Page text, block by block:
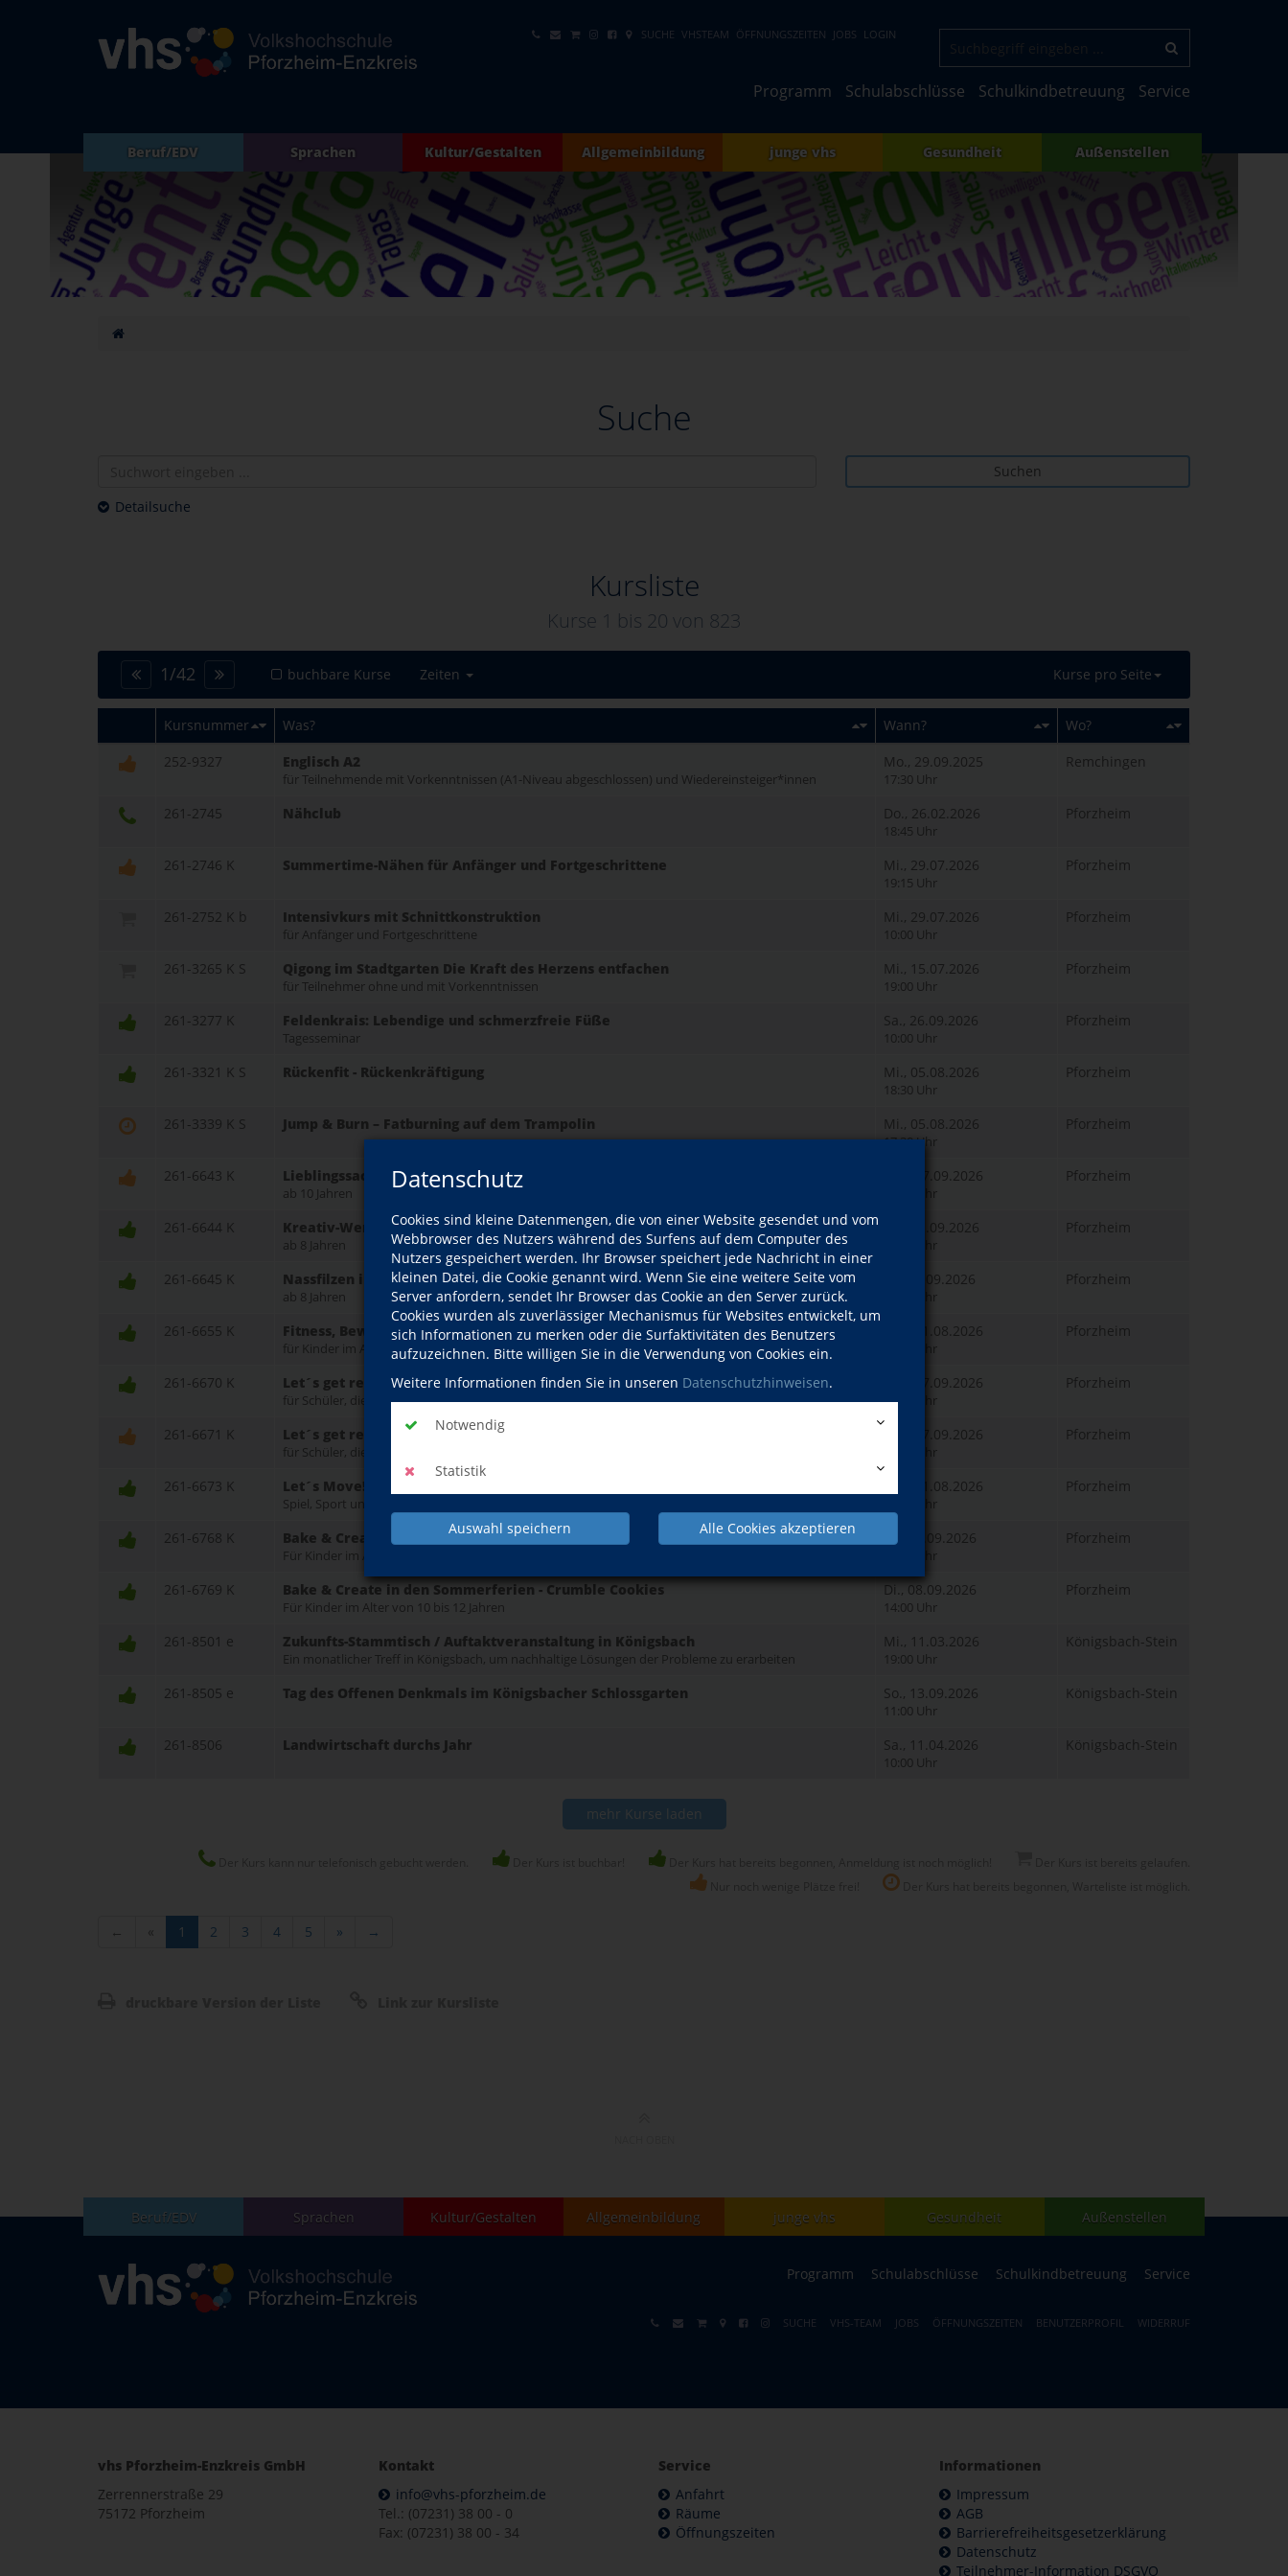
Datenschutz
Cookies sind kleine Datenmengen, die von einer Website gesendet und vom
Webbrowser des Nutzers während des Surfens auf dem Computer des
Nutzers gespeichert werden. Ihr Browser speichert jede Nachricht in einer
kleinen Datei, die Cookie genannt wird. Wenn Sie eine weitere Seite vom
Server anfordern, sendet Ihr Browser das Cookie an den Server zurück.
Cookies wurden als zuverlässiger Mechanismus für Websites entwickelt, um
sich Informationen zu merken oder die Surfaktivitäten des Benutzers
aufzuzeichnen. Bitte willigen Sie in die Verwendung von Cookies ein.
Weitere Informationen finden Sie in unseren Datenschutzhinweisen.
Notwendig
Statistik
Auswahl speichern Alle Cookies akzeptieren
SUCHE VHSTEAM ÖFFNUNGSZEITEN JOBS LOGIN
Programm Schulabschlüsse Schulkindbetreuung Service
Beruf/EDV Sprachen Kultur/Gestalten Allgemeinbildung junge vhs Gesundheit Außenstellen
Suche
Suchen
Detailsuche
Kursliste
Kurse 1 bis 20 von 823
1/42 buchbare Kurse Zeiten Kurse pro Seite
Kursnummer Was? Wann?
Wo?
252-9327
Englisch A2
für Teilnehmende mit Vorkenntnissen (A1-Niveau abgeschlossen) und Wiedereinsteiger*innen
Mo., 29.09.2025
17:30 Uhr
Remchingen
261-2745 Nähclub Do., 26.02.2026
18:45 Uhr
Pforzheim
261-2746 K Summertime-Nähen für Anfänger und Fortgeschrittene Mi., 29.07.2026
19:15 Uhr
Pforzheim
261-2752 K b Intensivkurs mit Schnittkonstruktion
für Anfänger und Fortgeschrittene
Mi., 29.07.2026
10:00 Uhr
Pforzheim
261-3265 K S Qigong im Stadtgarten Die Kraft des Herzens entfachen
für Teilnehmer ohne und mit Vorkenntnissen
Mi., 15.07.2026
19:00 Uhr
Pforzheim
261-3277 K Feldenkrais: Lebendige und schmerzfreie Füße
Tagesseminar
Sa., 26.09.2026
10:00 Uhr
Pforzheim
261-3321 K S Rückenfit - Rückenkräftigung Mi., 05.08.2026
18:30 Uhr
Pforzheim
261-3339 K S Jump & Burn – Fatburning auf dem Trampolin Mi., 05.08.2026
17:30 Uhr
Pforzheim
261-6643 K Lieblingssachen – einfach selbst genäht! Nähkurs für Kinder in den Sommerferien
ab 10 Jahren
Mo., 07.09.2026
10:00 Uhr
Pforzheim
261-6644 K Kreativ-Werkstatt in den Sommerferien: Kunterbunte Maschenwelt.
ab 8 Jahren
Mi., 02.09.2026
10:00 Uhr
Pforzheim
261-6645 K Nassfilzen in den Sommerferien – Unikate aus hochwertiger Merinowolle
ab 8 Jahren
Fr., 11.09.2026
10:00 Uhr
Pforzheim
261-6655 K Fitness, Bewegung und Spiel
für Kinder im Alter von 8-12 Jahren
Mo., 31.08.2026
16:00 Uhr
Pforzheim
261-6670 K Let´s get ready for the 5th grade! Englisch-Intensivkurs
für Schüler, die in Klasse 5 kommen
Mo., 07.09.2026
08:00 Uhr
Pforzheim
261-6671 K Let´s get ready for the 6th grade! Englisch-Intensivkurs
für Schüler, die in Klasse 6 kommen
Mo., 07.09.2026
10:30 Uhr
Pforzheim
261-6673 K Let´s Move! Englisch lernen in Bewegung
Spiel, Sport und Sprache für Grundschüler
Mo., 31.08.2026
09:00 Uhr
Pforzheim
261-6768 K Bake & Create in den Sommerferien - Cupcakes
Für Kinder im Alter von 10 bis 12 Jahren
Di., 01.09.2026
14:00 Uhr
Pforzheim
261-6769 K Bake & Create in den Sommerferien - Crumble Cookies
Für Kinder im Alter von 10 bis 12 Jahren
Di., 08.09.2026
14:00 Uhr
Pforzheim
261-8501 e Zukunfts-Stammtisch / Auftaktveranstaltung in Königsbach
Ein monatlicher Treff in Königsbach, um nachhaltige Lösungen der Probleme zu erarbeiten
Mi., 11.03.2026
19:00 Uhr
Königsbach-Stein
261-8505 e Tag des Offenen Denkmals im Königsbacher Schlossgarten So., 13.09.2026
11:00 Uhr
Königsbach-Stein
261-8506 Landwirtschaft durchs Jahr Sa., 11.04.2026
10:00 Uhr
Königsbach-Stein
mehr Kurse laden
← « 1 2 3 4 5 » →
Beruf/EDV Sprachen Kultur/Gestalten Allgemeinbildung junge vhs Gesundheit Außenstellen
Programm Schulabschlüsse Schulkindbetreuung Service
SUCHE VHS-TEAM JOBS ÖFFNUNGSZEITEN BENUTZERPROFIL WIDERRUF
vhs Pforzheim-Enzkreis GmbH
Zerrennerstraße 29
75172 Pforzheim
Kontakt
info@vhs-pforzheim.de
Tel.: (07231) 38 00 - 0
Fax: (07231) 38 00 - 34
Service
Anfahrt
Räume
Öffnungszeiten
Informationen
Impressum
AGB
Barrierefreiheitsgesetzerklärung
Datenschutz
Teilnehmer-Information DSGVO